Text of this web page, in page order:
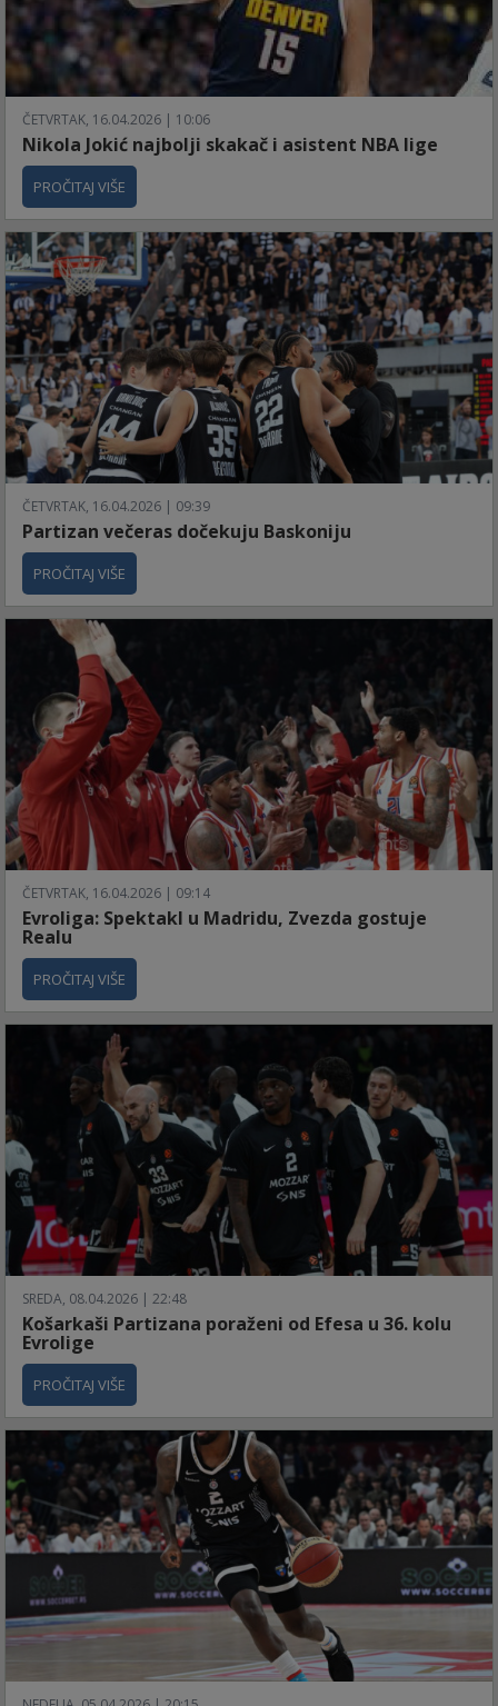
ČETVRTAK, 16.04.2026 | 10:06
Nikola Jokić najbolji skakač i asistent NBA lige
PROČITAJ VIŠE
ČETVRTAK, 16.04.2026 | 09:39
Partizan večeras dočekuju Baskoniju
PROČITAJ VIŠE
ČETVRTAK, 16.04.2026 | 09:14
Evroliga: Spektakl u Madridu, Zvezda gostuje
Realu
PROČITAJ VIŠE
SREDA, 08.04.2026 | 22:48
Košarkaši Partizana poraženi od Efesa u 36. kolu
Evrolige
PROČITAJ VIŠE